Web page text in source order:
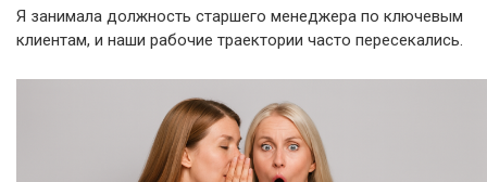
Я занимала должность старшего менеджера по ключевым
клиентам, и наши рабочие траектории часто пересекались.